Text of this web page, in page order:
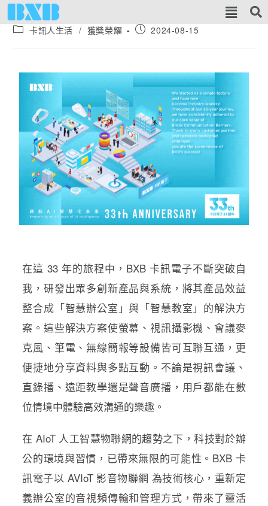
卡訊人生活 / 獲獎榮耀 2024-08-15
在這 33 年的旅程中，BXB 卡訊電子不斷突破自
我，研發出眾多創新產品與系統，將其產品效益
整合成「智慧辦公室」與「智慧教室」的解決方
案。這些解決方案使螢幕、視訊攝影機、會議麥
克風、筆電、無線簡報等設備皆可互聯互通，更
便捷地分享資料與多點互動。不論是視訊會議、
直錄播、遠距教學還是聲音廣播，用戶都能在數
位情境中體驗高效溝通的樂趣。
在 AIoT 人工智慧物聯網的趨勢之下，科技對於辦
公的環境與習慣，已帶來無限的可能性。BXB 卡
訊電子以 AVIoT 影音物聯網 為技術核心，重新定
義辦公室的音視頻傳輸和管理方式，帶來了靈活